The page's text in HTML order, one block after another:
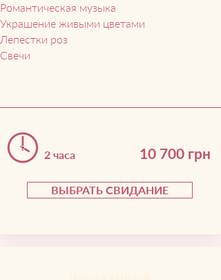
Романтическая музыка
Украшение живыми цветами
Лепестки роз
Свечи
10 700 грн
2 часа
ВЫБРАТЬ СВИДАНИЕ